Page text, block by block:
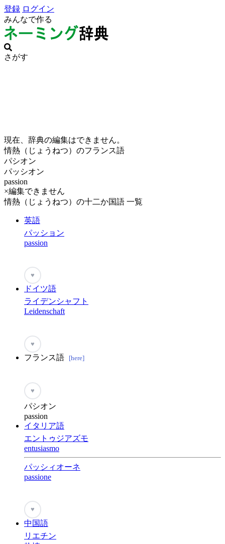
登録 ログイン
みんなで作る
さがす
現在、辞典の編集はできません。
情熱（じょうねつ）のフランス語
パシオン
パッシオン
passion
×編集できません
情熱（じょうねつ）の十二か国語 一覧
英語
パッション
passion
♥
ドイツ語
ライデンシャフト
Leidenschaft
♥
フランス語 [here]
♥
パシオン
passion
イタリア語
エントゥジアズモ
entusiasmo
パッシィオーネ
passione
♥
中国語
リエチン